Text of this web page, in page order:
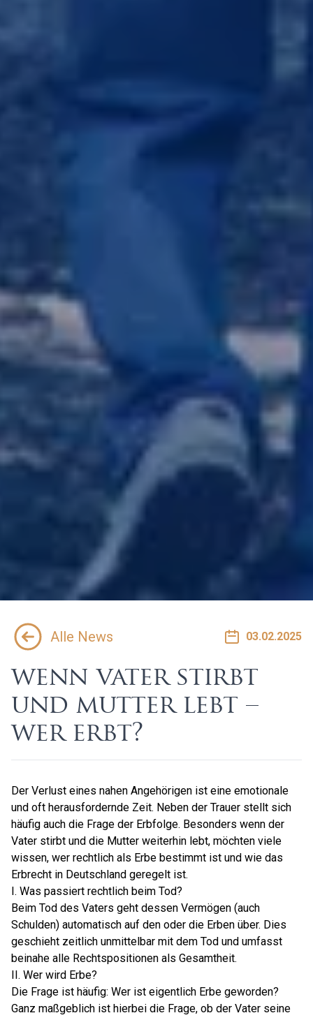
Alle News 03.02.2025
wenn vater stirbt
und mutter lebt –
wer erbt?
Der Verlust eines nahen Angehörigen ist eine emotionale
und oft herausfordernde Zeit. Neben der Trauer stellt sich
häufig auch die Frage der Erbfolge. Besonders wenn der
Vater stirbt und die Mutter weiterhin lebt, möchten viele
wissen, wer rechtlich als Erbe bestimmt ist und wie das
Erbrecht in Deutschland geregelt ist.
I. Was passiert rechtlich beim Tod?
Beim Tod des Vaters geht dessen Vermögen (auch
Schulden) automatisch auf den oder die Erben über. Dies
geschieht zeitlich unmittelbar mit dem Tod und umfasst
beinahe alle Rechtspositionen als Gesamtheit.
II. Wer wird Erbe?
Die Frage ist häufig: Wer ist eigentlich Erbe geworden?
Ganz maßgeblich ist hierbei die Frage, ob der Vater seine